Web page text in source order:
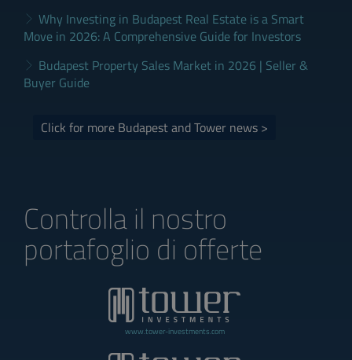
Why Investing in Budapest Real Estate is a Smart
Move in 2026: A Comprehensive Guide for Investors
Budapest Property Sales Market in 2026 | Seller &
Buyer Guide
Click for more Budapest and Tower news >
Controlla il nostro
portafoglio di offerte
www.tower-investments.com